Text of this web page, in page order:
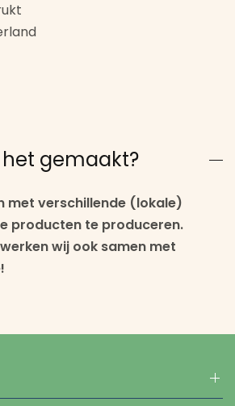
gemaakt?
met verschillende (lokale)
producten te produceren.
wij ook samen met